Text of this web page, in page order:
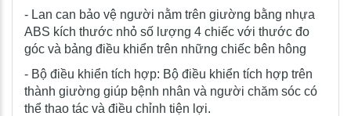
- Lan can bảo vệ người nằm trên giường bằng nhựa
ABS kích thước nhỏ số lượng 4 chiếc với thước đo
góc và bảng điều khiển trên những chiếc bên hông
- Bộ điều khiển tích hợp: Bộ điều khiển tích hợp trên
thành giường giúp bệnh nhân và người chăm sóc có
thể thao tác và điều chỉnh tiện lợi.